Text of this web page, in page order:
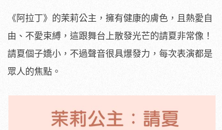
《阿拉丁》的茉莉公主，擁有健康的膚色，且熱愛自
由、不愛束縛，這跟舞台上散發光芒的請夏非常像！
請夏個子嬌小，不過聲音很具爆發力，每次表演都是
眾人的焦點。